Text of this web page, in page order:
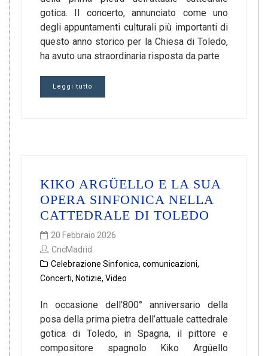
gotica. Il concerto, annunciato come uno
degli appuntamenti culturali più importanti di
questo anno storico per la Chiesa di Toledo,
ha avuto una straordinaria risposta da parte
Leggi tutto
KIKO ARGÜELLO E LA SUA
OPERA SINFONICA NELLA
CATTEDRALE DI TOLEDO
20 Febbraio 2026
CncMadrid
Celebrazione Sinfonica, comunicazioni,
Concerti, Notizie, Video
In occasione dell’800° anniversario della
posa della prima pietra dell’attuale cattedrale
gotica di Toledo, in Spagna, il pittore e
compositore spagnolo Kiko Argüello